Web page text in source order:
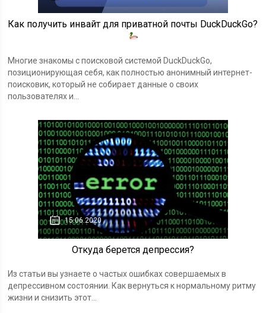
Как получить инвайт для приватной почты DuckDuckGo?
Многие знакомы с поисковой системой DuckDuckGo,
позиционирующая себя, как полностью анонимный интернет-
поисковик, который не собирает данные о своих
пользователях и...
15.06.2020
Откуда берется депрессия?
Из статьи вы узнаете о частых ошибках совершаемых в
депрессивном состоянии. Как вернуться к нормальному ритму
жизни и снизить этот...